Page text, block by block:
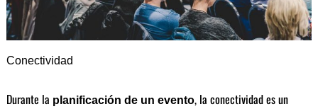
Conectividad
Durante la planificación de un evento, la conectividad es un